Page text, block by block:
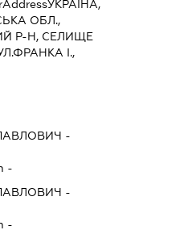
УКРАЇНА,
ОБЛ.,
Р-Н, СЕЛИЩЕ
І.,
-
-
-
-